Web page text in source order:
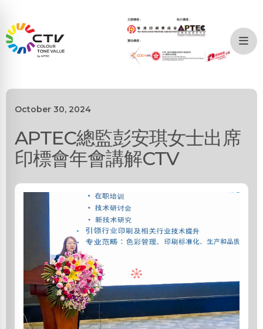
主辦機構： 執行機構：
贊助機構：
October 30, 2024
APTEC總監彭安琪女士出席
印標會年會講解CTV